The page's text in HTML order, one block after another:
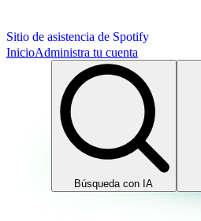
Sitio de asistencia de Spotify
InicioAdministra tu cuenta
Búsqueda con IA